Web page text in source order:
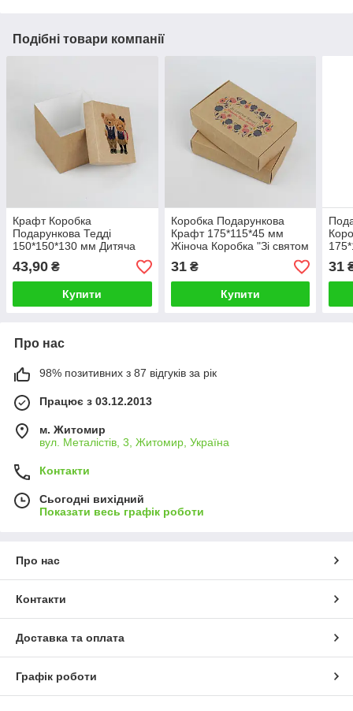
Подібні товари компанії
Крафт Коробка
Подарункова Тедді
150*150*130 мм Дитяча
Коробка для іграшок
сувенірів
43,90 ₴
Купити
Коробка Подарункова
Крафт 175*115*45 мм
Жіноча Коробка "Зі святом
весни"
31₴
Купити
під
31
Про нас
98% позитивних з 87 відгуків за рік
Працює з 03.12.2013
м. Житомир
вул. Металістів, 3, Житомир, Україна
Контакти
Сьогодні вихідний
Показати весь графік роботи
Про нас
Контакти
Доставка та оплата
Графік роботи